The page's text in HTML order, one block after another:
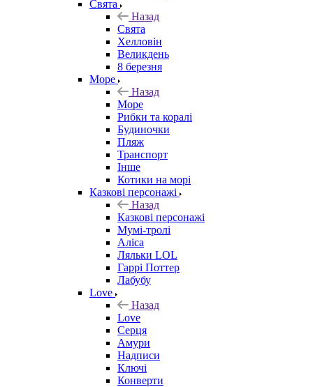
Свята
Назад
Свята
Хелловін
Великдень
8 березня
Море
Назад
Море
Рибки та коралі
Будиночки
Пляж
Транспорт
Інше
Котики на морі
Казкові персонажі
Назад
Казкові персонажі
Мумі-тролі
Аліса
Ляльки LOL
Гаррі Поттер
Лабубу
Love
Назад
Love
Серця
Амури
Надписи
Ключі
Конверти